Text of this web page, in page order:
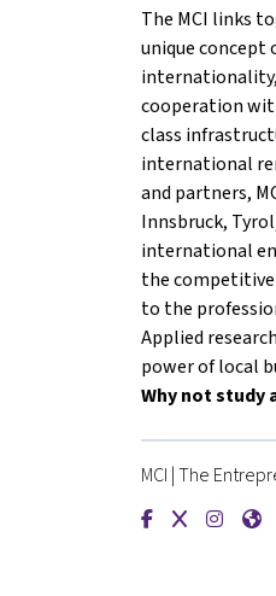
The MCI links
unique
cooperation
class
international
and partners,
Innsbruck,
international
the
to the
Applied
power of local
Why not study
MCI | The
{mlang de}MCI
{mlang{mlang